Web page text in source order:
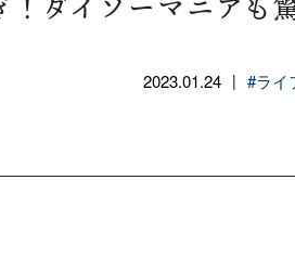
2023.01.24 | #ライ